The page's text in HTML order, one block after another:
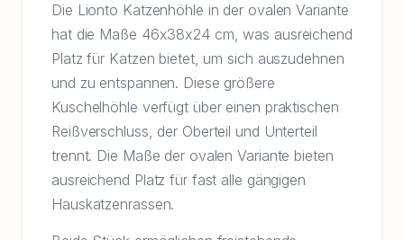
Die Lionto Katzenhöhle in der ovalen Variante
hat die Maße 46x38x24 cm, was ausreichend
Platz für Katzen bietet, um sich auszudehnen
und zu entspannen. Diese größere
Kuschelhöhle verfügt über einen praktischen
Reißverschluss, der Oberteil und Unterteil
trennt. Die Maße der ovalen Variante bieten
ausreichend Platz für fast alle gängigen
Hauskatzenrassen.